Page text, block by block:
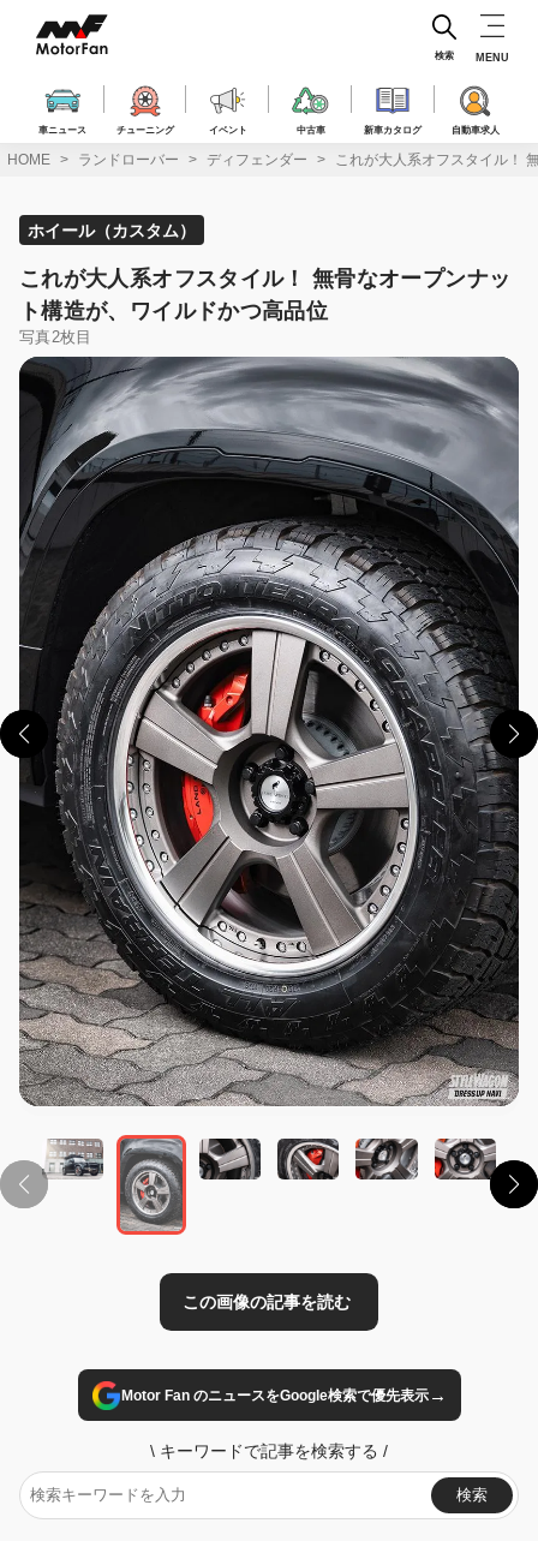
ス
車ニュース チューニング イベント 中古車 新車カタログ 自動車求人
検索 MENU
HOME ランドローバー ディフェンダー これが大人系オフスタイル！
ホイール（カスタム）
これが大人系オフスタイル！ 無骨なオープンナッ
ト構造が、ワイルドかつ高品位
写真2枚目
この画像の記事を読む
Motor Fan のニュースをGoogle検索で優先表示→
\ キーワードで記事を検索する /
検索